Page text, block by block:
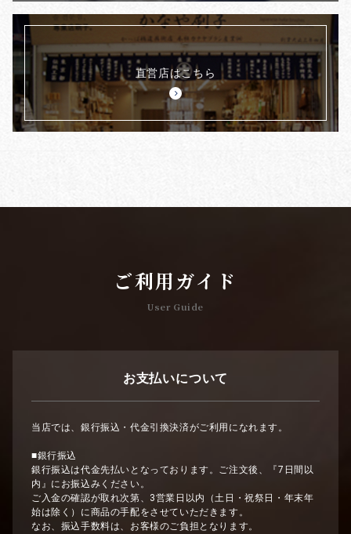
直営店はこちら
ご利用ガイド
User Guide
お支払いについて
当店では、銀行振込・代金引換決済がご利用になれます。
■銀行振込
銀行振込は代金先払いとなっております。ご注文後、『7日間以
内』にお振込みください。
ご入金の確認が取れ次第、3営業日以内（土日・祝祭日・年末年
始は除く）に商品の手配をさせていただきます。
なお、振込手数料は、お客様のご負担となります。